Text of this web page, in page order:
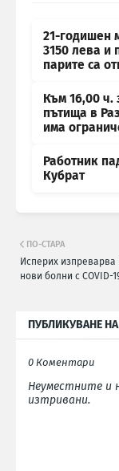
21-годишен
3150 лева и
парите са
Към 16,00 ч.
пътища в
има
Работник
Кубрат
ПО-СТАРА
Исперих изпреварва
нови болни с COVID-
ПУБЛИКУВАНЕ
0 Коментари
Неуместните и
изтривани.